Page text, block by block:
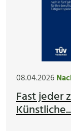
08.04.2026
Fast jeder